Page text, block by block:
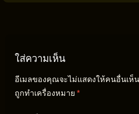
ใส่ความเห็น
อีเมลของคุณจะไม่แสดงให้คนอื่นเห็น
ถูกทำเครื่องหมาย *